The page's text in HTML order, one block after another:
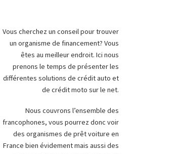
Vous cherchez un conseil pour trouver
un organisme de financement? Vous
êtes au meilleur endroit. Ici nous
prenons le temps de présenter les
différentes solutions de crédit auto et
de crédit moto sur le net.
Nous couvrons l’ensemble des
francophones, vous pourrez donc voir
des organismes de prêt voiture en
France bien évidement mais aussi des